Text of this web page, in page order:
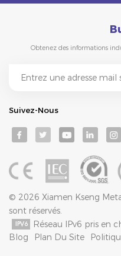
Obtenez des informations
Suivez-Nous
© 2026 Xiamen Kseng
sont réservés.
Réseau IPv6 pris en
Blog
Plan Du Site